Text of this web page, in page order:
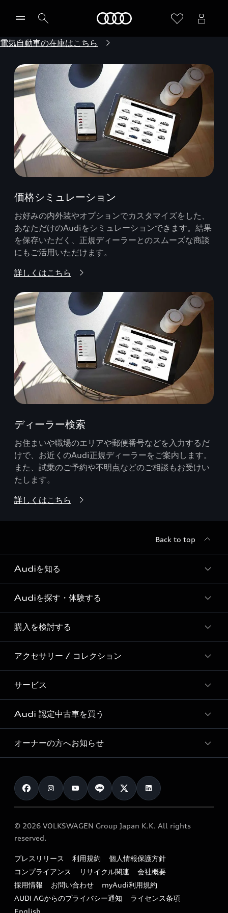
電気自動車の在庫はこちら
価格シミュレーション
お好みの内外装やオプションでカスタマイズをした、
あなただけのAudiをシミュレーションできます。結果
を保存いただく、正規ディーラーとのスムーズな商談
にもご活用いただけます。
詳しくはこちら
ディーラー検索
お住まいや職場のエリアや郵便番号などを入力するだ
けで、お近くのAudi正規ディーラーをご案内します。
また、試乗のご予約や不明点などのご相談もお受けい
たします。
詳しくはこちら
Back to top
Audiを知る
Audi ブランド
Story of Progress
Audi Sport
Formula 1®
デジタルサービス
Audiを探す・体験する
ディーラー検索
新車在庫検索
試乗車・展示車検索
見積り依頼
試乗予約
購入を検討する
モデル一覧
特別仕様モデル / 限定モデル
e-tronラインアップ
価格シミュレーション
車両比較
カタログ一覧
アクセサリー / コレクション
純正アクセサリー
オンラインショップ
Audi collection
アウディナビアプリ
サービス
サービス入庫予約
サービスプログラム
メンテナンス
車検 / 定期点検
e-tronアフターサポート
myAudi
Audi 認定中古車を買う
Audi認定中古車
クオリティ
保証
メンテナンス
ファイナンス
キャンペーン / イベント
買取査定
オーナーの方へお知らせ
お知らせ
オーナー様向けキャンペーン
特定整備適用車一覧
リサイクル法
よくある質問（FAQ）
© 2026 VOLKSWAGEN Group Japan K.K. All rights
reserved.
プレスリリース 利用規約
個人情報保護方針
コンプライアンス
リサイクル関連
会社概要
採用情報
お問い合わせ
myAudi利用規約
AUDI AGからのプライバシー通知
ライセンス条項
English